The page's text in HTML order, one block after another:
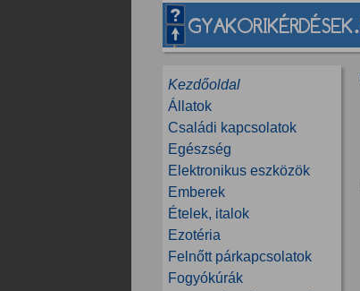
Kezdőoldal
Állatok
Családi kapcsolatok
Egészség
Elektronikus eszközök
Emberek
Ételek, italok
Ezotéria
Felnőtt párkapcsolatok
Fogyókúrák